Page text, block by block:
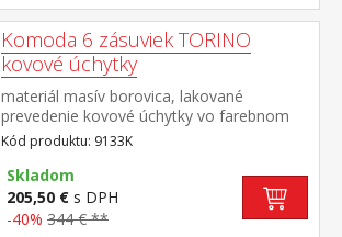
Komoda 6 zásuviek TORINO
kovové úchytky
materiál masív borovica, lakované
prevedenie kovové úchytky vo farebnom
prevedení černená mosadz šesť zásuviek s
kovovými pojazdmi
Kód produktu: 9133K
Skladom
205,50 € s DPH
-40% 344 € **